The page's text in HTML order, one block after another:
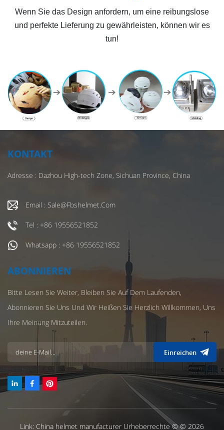
Wenn Sie das Design anfordern, um eine reibungslose
und perfekte Lieferung zu gewährleisten, können wir es
tun!
KONTAKT
Adresse : Dazhou High-tech Zone, Sichuan Province, China
Email : Sale@fbshelmet.com
Tel : +86 19556521852
Whatsapp : +86 19556521852
ABONNIEREN
Bitte Lesen Sie Weiter, Bleiben Sie Auf Dem Laufenden,
Abonnieren Sie Uns Und Wir Heißen Sie Herzlich Willkommen, Uns
Ihre Meinung Mitzuteilen.
Einreichen
Link: China helmet manufacturer Urheberrechte © © 2026